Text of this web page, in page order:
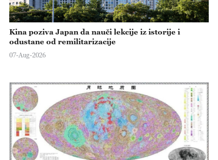
Kina poziva Japan da nauči lekcije iz istorije i
odustane od remilitarizacije
07-Aug-2026